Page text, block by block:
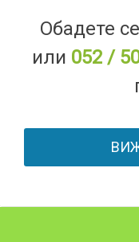
Обадете
или 052 /